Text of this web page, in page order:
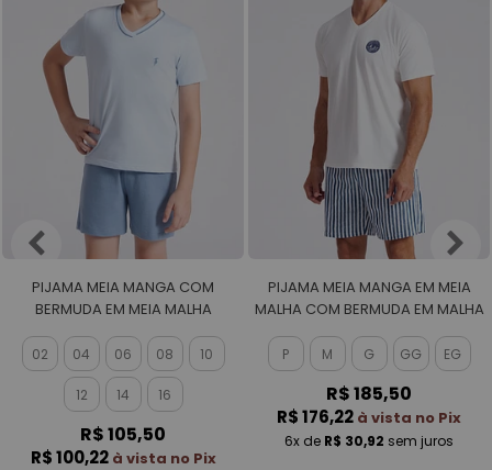
PIJAMA MEIA MANGA COM
BERMUDA EM MEIA MALHA
02 04 06 08 10
12 14 16
R$ 105,50
R$ 100,22 à vista no Pix
PIJAMA MEIA MANGA EM MEIA
MALHA COM BERMUDA EM MALHA
P M G GG EG
R$ 185,50
R$ 176,22 à vista no Pix
6x de R$ 30,92 sem juros